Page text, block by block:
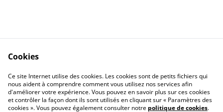
Contact
Conditions Générales
Confidentialité
Cookie
Cookies
Ce site Internet utilise des cookies. Les cookies sont de petits fichiers qui
nous aident à comprendre comment vous utilisez nos services afin
d'améliorer votre expérience. Vous pouvez en savoir plus sur ces cookies
et contrôler la façon dont ils sont utilisés en cliquant sur « Paramètres des
cookies ». Vous pouvez également consulter notre politique de cookies.